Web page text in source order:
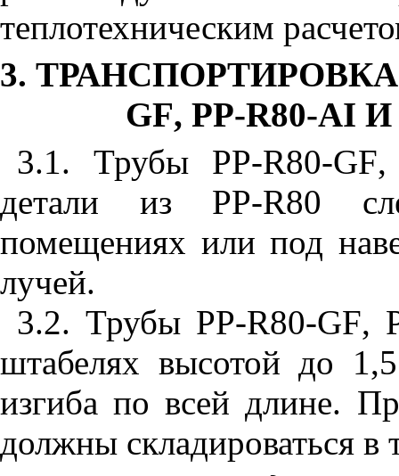
теплотехническим
3.
GF, PP-R80-AI И
3.1. Трубы PP-R80-GF
детали из РР-R80
помещениях или под
лучей.
3.2. Трубы PP-R80-GF,
штабелях высотой до
изгиба по всей длине.
должны складироваться в